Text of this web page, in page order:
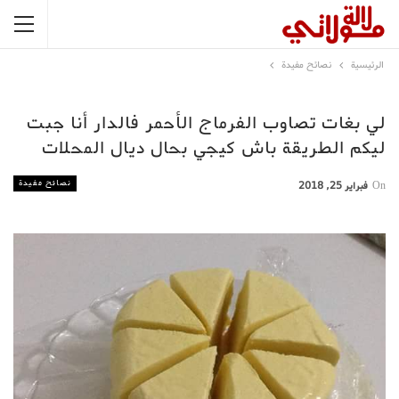
الرئيسية نصائح مفيدة
لي بغات تصاوب الفرماج الأحمر فالدار أنا جبت
ليكم الطريقة باش كيجي بحال ديال المحلات
نصائح مفيدة On فبراير 25, 2018